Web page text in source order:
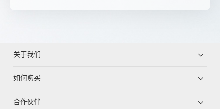
关于我们
如何购买
合作伙伴